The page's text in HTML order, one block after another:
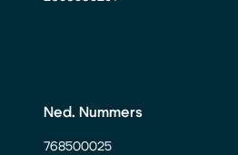
Ned. Nummers
768500025